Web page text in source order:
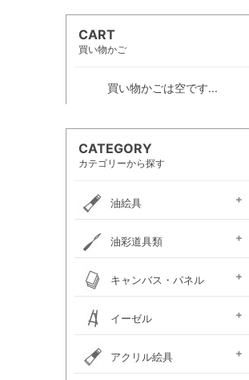
CART
買い物かご
買い物かごは空です...
CATEGORY
カテゴリーから探す
油絵具
お勧めセット
アーチスト油絵具
DUO水可溶性油絵具
ヴェルネ 高品位油絵具
ホルベイン画用液
スタンダードオイルカラー
クサカベ・専門家用油絵具
ミノー油絵具
ギルド油絵具
ラスター油絵具
クサカベ画用液
マツダ・スーパー油絵具
マツダ画用液
オイルカラー AOC
W＆N画用液
レンブラント油絵具
ヴァンゴッホ油絵具
ターレンス油絵具
ターレンス画用液
ターナー・マチソン油絵具
ターナー画溶液
油彩道具類
ペインティングナイフ
ペインティングナイフ
イタリアンアートナイフ
ペンチングナイフ
パレットナイフ
カタリスト
パレット
チューブ絞り
キャンバス・パネル
張り上げキャンバス
ロールキャンバス
キャンバスボード
木枠
キャンバス張り用具
木製パネル・水貼りテープ
メタリックキャンバス
イーゼル
アトリエイーゼル
デッサンイーゼル
ディスプレイイーゼル
野外イーゼル
卓上イーゼル
イーゼルボックス
アトリエキャビネット
イーゼル用品
アクリル絵具